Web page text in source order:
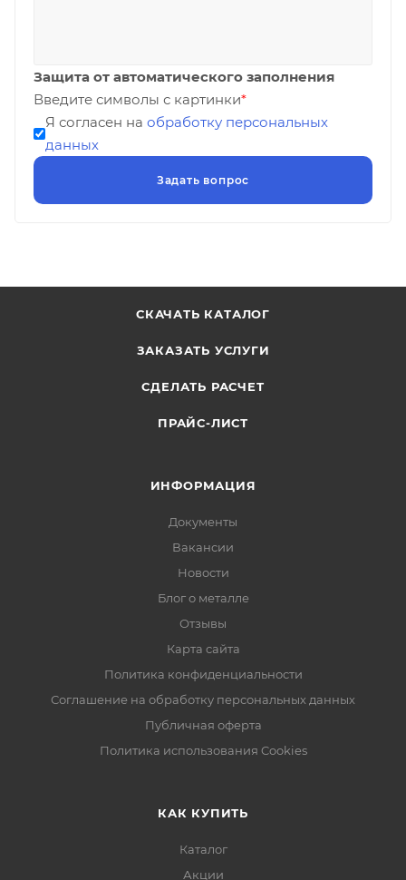
Защита от автоматического заполнения
Введите символы с картинки*
Я согласен на обработку персональных
данных
СКАЧАТЬ КАТАЛОГ
ЗАКАЗАТЬ УСЛУГИ
СДЕЛАТЬ РАСЧЕТ
ПРАЙС-ЛИСТ
ИНФОРМАЦИЯ
Документы
Вакансии
Новости
Блог о металле
Отзывы
Карта сайта
Политика конфиденциальности
Соглашение на обработку персональных данных
Публичная оферта
Политика использования Cookies
КАК КУПИТЬ
Каталог
Акции